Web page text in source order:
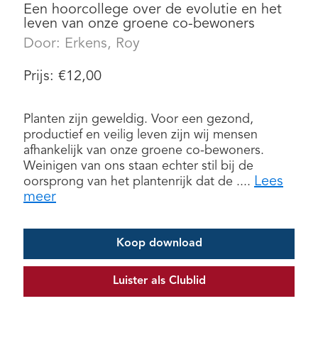
Een hoorcollege over de evolutie en het
leven van onze groene co-bewoners
Door: Erkens, Roy
Prijs: €12,00
Planten zijn geweldig. Voor een gezond,
productief en veilig leven zijn wij mensen
afhankelijk van onze groene co-bewoners.
Weinigen van ons staan echter stil bij de
oorsprong van het plantenrijk dat de .... Lees
meer
Koop download
Luister als Clublid